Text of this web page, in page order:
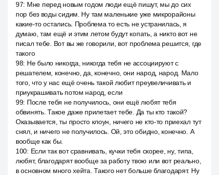
97: Мне перед новым годом люди ещё пишут, мы до сих
пор без воды сидим. Ну там маленькие уже микрорайоны
какие-то остались. Проблема то есть не устранилась, я
думаю, там ещё и этим летом будут копать, а никто вот не
писал тебе. Вот вы же говорили, вот проблема решится, где
такого
98: Не было никогда, никогда тебя не ассоциируют с
решателем, конечно, да, конечно, они народ, народ. Мало
того, что у нас ещё очень такой любит преувеличивать и
приукрашивать потом народ, если
99: После тебя не получилось, они ещё любят тебя
обвинять. Такое даже прилетает тебе. Да ты кто такой?
Оказывается, ты просто клоун, ничего не кто-то приехал тут
снял, и ничего не получилось. Ой, это обидно, конечно. А
вообще как бы.
100: Если так вот сравнивать, кучки тебя скорее, ну, типа,
любят, благодарят вообще за работу твою или вот реально,
в основном много хейта. Такого нет больше благодарят. Ну